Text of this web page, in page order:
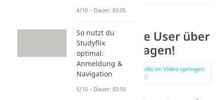
Was unsere User über
Studyflix sagen!
zur Stelle im Video springen
(00:19)
4/10 – Dauer: 03:05
So nutzt du
Studyflix
optimal:
Anmeldung &
Navigation
5/10 – Dauer: 03:50